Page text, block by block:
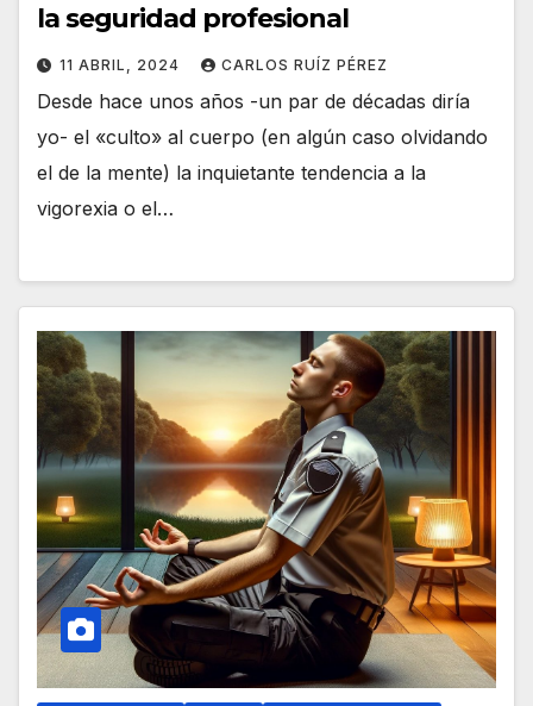
la seguridad profesional
11 ABRIL, 2024 CARLOS RUÍZ PÉREZ
Desde hace unos años -un par de décadas diría
yo- el «culto» al cuerpo (en algún caso olvidando
el de la mente) la inquietante tendencia a la
vigorexia o el…